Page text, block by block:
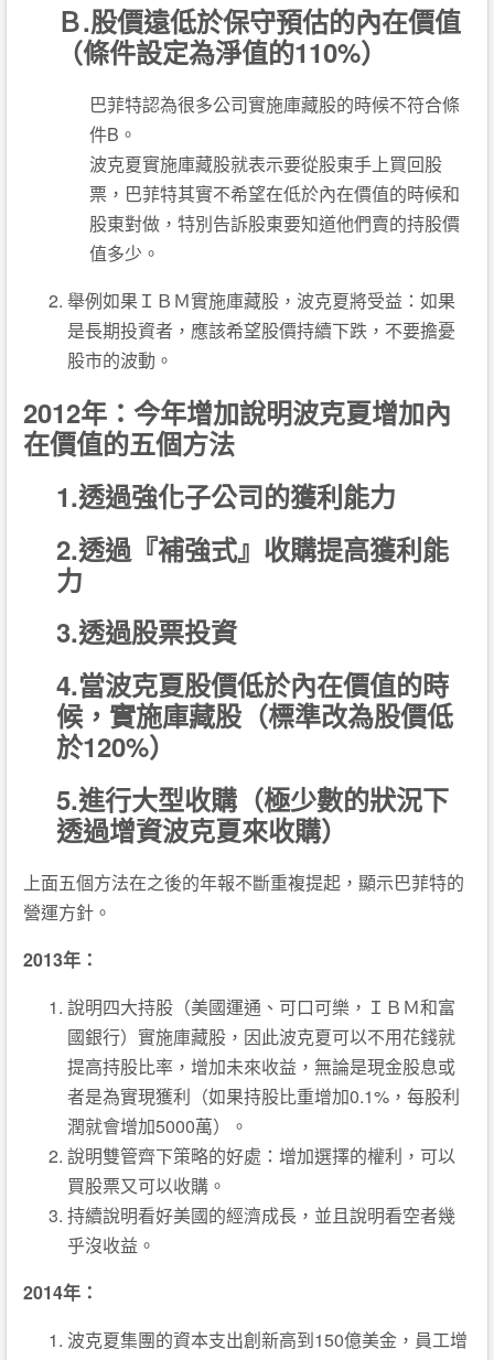
Ｂ.股價遠低於保守預估的內在價值
（條件設定為淨值的110%）
巴菲特認為很多公司實施庫藏股的時候不符合條
件B。
波克夏實施庫藏股就表示要從股東手上買回股
票，巴菲特其實不希望在低於內在價值的時候和
股東對做，特別告訴股東要知道他們賣的持股價
值多少。
舉例如果ＩＢＭ實施庫藏股，波克夏將受益：如果
是長期投資者，應該希望股價持續下跌，不要擔憂
股市的波動。
2012年：今年增加說明波克夏增加內
在價值的五個方法
1.透過強化子公司的獲利能力
2.透過『補強式』收購提高獲利能
力
3.透過股票投資
4.當波克夏股價低於內在價值的時
候，實施庫藏股（標準改為股價低
於120%）
5.進行大型收購（極少數的狀況下
透過增資波克夏來收購）
上面五個方法在之後的年報不斷重複提起，顯示巴菲特的
營運方針。
2013年：
說明四大持股（美國運通、可口可樂，ＩＢＭ和富
國銀行）實施庫藏股，因此波克夏可以不用花錢就
提高持股比率，增加未來收益，無論是現金股息或
者是為實現獲利（如果持股比重增加0.1%，每股利
潤就會增加5000萬）。
說明雙管齊下策略的好處：增加選擇的權利，可以
買股票又可以收購。
持續說明看好美國的經濟成長，並且說明看空者幾
乎沒收益。
2014年：
波克夏集團的資本支出創新高到150億美金，員工增